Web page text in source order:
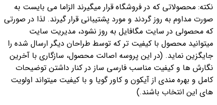
نکته: محصولاتی که در فروشگاه قرار میگیرند الزاما می بایست به
صورت مداوم به روز گردند و مورد پشتیبانی قرار گیرند. لذا در صورتی
که محصولی در سایت مگافایل به روز نشود، مدیریت سایت
میتوانید محصول با کیفیت تر که توسط طراحان دیگر ارسال شده را
جایگزین نماید. (در این پروسه اصالت محصول، سازگاری با آخرین
نگارش ها و کیفیت مناسب فارسی ساز در کنار داشتن توضیحات
کامل و بهره مندی از آیکون و کاور گویا و با کیفیت میتواند اولویت
های این انتخاب باشند.)